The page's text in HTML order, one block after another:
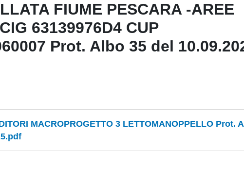
FIUME PESCARA -AREE
63139976D4 CUP
Prot. Albo 35 del
MACROPROGETTO 3 LETTOMANOPPELLO Prot.